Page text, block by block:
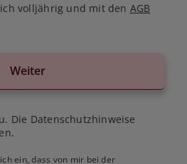
volljährig und mit den AGB
Weiter
Die Datenschutzhinweise
ein, dass von mir bei der